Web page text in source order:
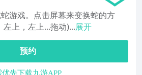
游戏。点击屏幕来变换蛇的方
上，左上...拖动)...展开
预约
优先下载九游APP